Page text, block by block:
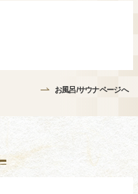
お風呂/サウナページへ